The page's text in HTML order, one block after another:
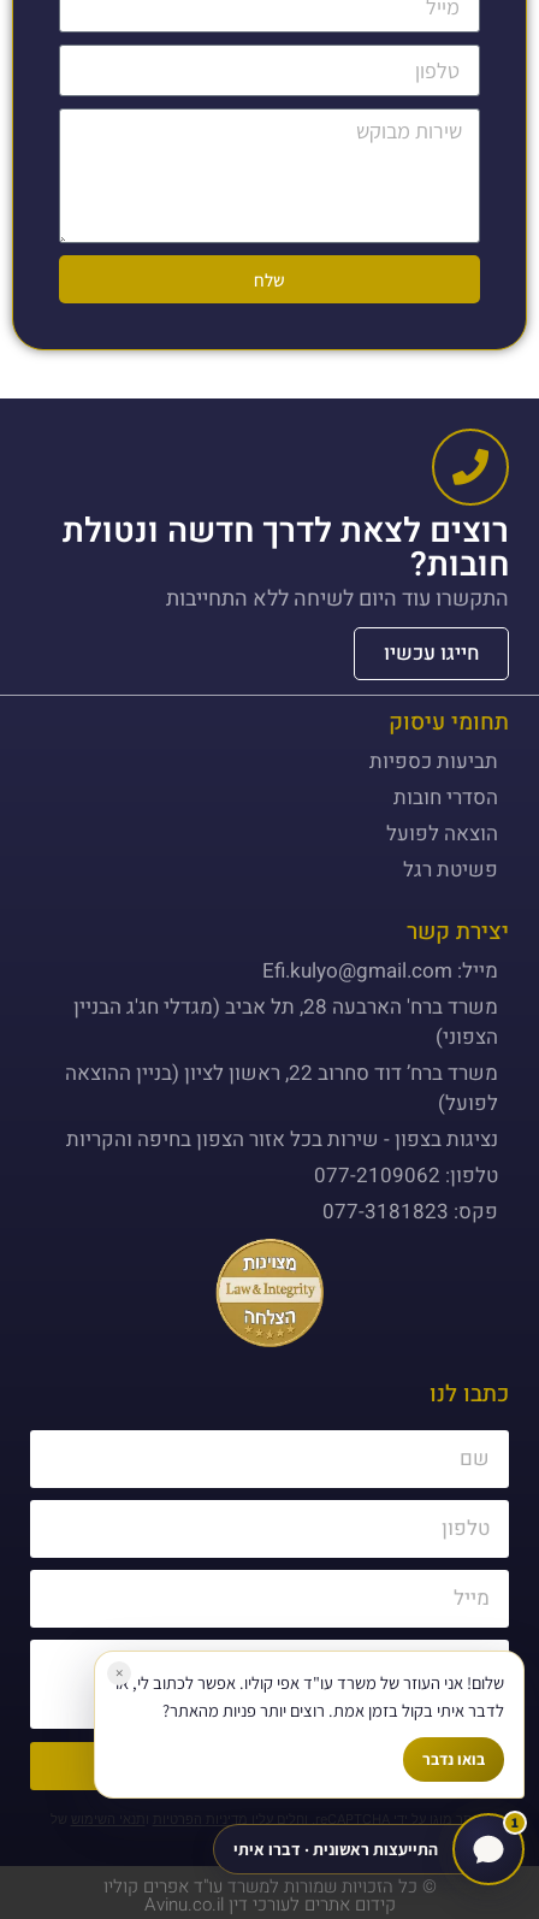
שלח
רוצים לצאת לדרך חדשה ונטולת
חובות?
התקשרו עוד היום לשיחה ללא התחייבות
חייגו עכשיו
תחומי עיסוק
תביעות כספיות
הסדרי חובות
הוצאה לפועל
פשיטת רגל
יצירת קשר
מייל: Efi.kulyo@gmail.com
משרד ברח' הארבעה 28, תל אביב (מגדלי חג'ג הבניין
הצפוני)
משרד ברח’ דוד סחרוב 22, ראשון לציון (בניין ההוצאה
לפועל)
נציגות בצפון - שירות בכל אזור הצפון בחיפה והקריות
טלפון: 077-2109062
פקס: 077-3181823
כתבו לנו
האתר מוגן על ידי reCAPTCHA, וחלים עליו
© כל הזכויות שמורות למשרד עו"ד אפרים קוליו
קידום אתרים לעורכי דין
×
שלום! אני העוזר של משרד עו"ד אפי קוליו. אפשר לכתוב לי, או
לדבר איתי בקול בזמן אמת. רוצים יותר פניות מהאתר?
בואו נדבר
1
התייעצות ראשונית · דברו איתי